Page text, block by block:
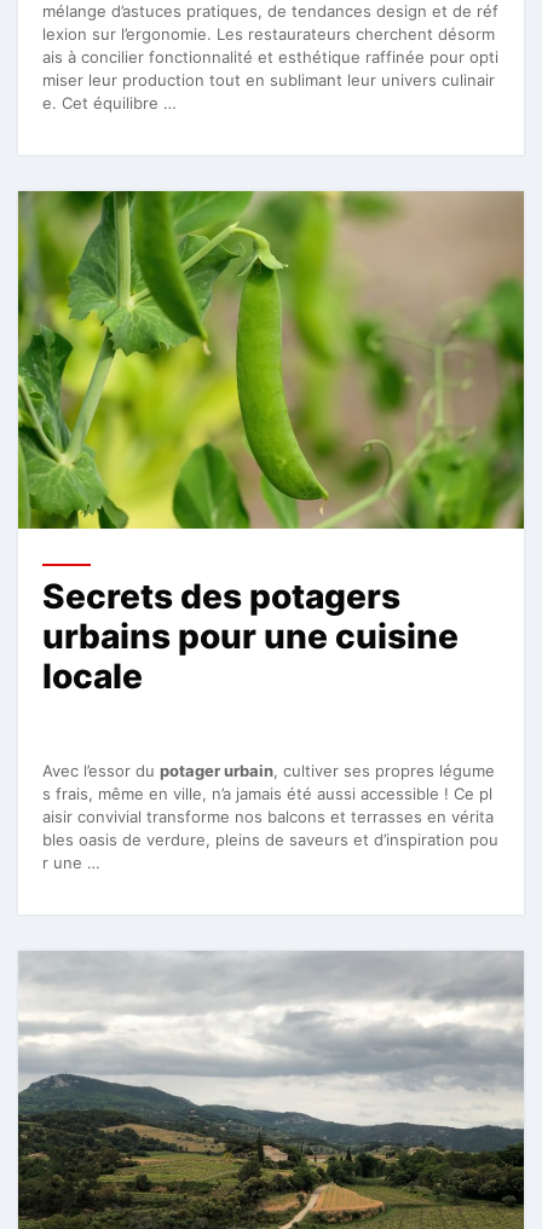
mélange d’astuces pratiques, de tendances design et de réf
lexion sur l’ergonomie. Les restaurateurs cherchent désorm
ais à concilier fonctionnalité et esthétique raffinée pour opti
miser leur production tout en sublimant leur univers culinair
e. Cet équilibre …
Secrets des potagers
urbains pour une cuisine
locale
Avec l’essor du potager urbain, cultiver ses propres légume
s frais, même en ville, n’a jamais été aussi accessible ! Ce pl
aisir convivial transforme nos balcons et terrasses en vérita
bles oasis de verdure, pleins de saveurs et d’inspiration pou
r une …